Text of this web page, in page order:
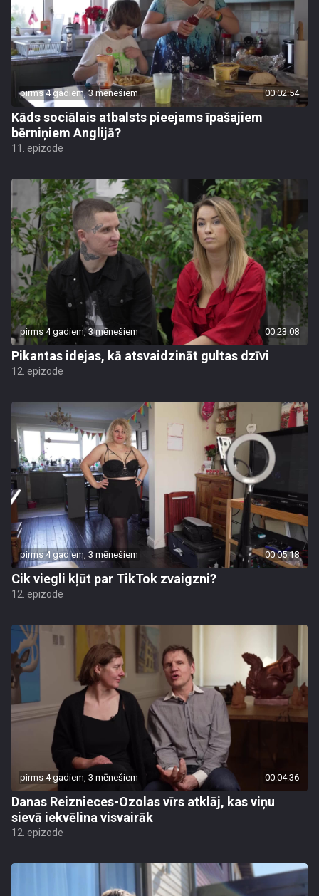
pirms 4 gadiem, 3 mēnešiem 00:02:54
Kāds sociālais atbalsts pieejams īpašajiem
bērniņiem Anglijā?
11. epizode
pirms 4 gadiem, 3 mēnešiem 00:23:08
Pikantas idejas, kā atsvaidzināt gultas dzīvi
12. epizode
pirms 4 gadiem, 3 mēnešiem 00:05:18
Cik viegli kļūt par TikTok zvaigzni?
12. epizode
pirms 4 gadiem, 3 mēnešiem 00:04:36
Danas Reiznieces-Ozolas vīrs atklāj, kas viņu
sievā iekvēlina visvairāk
12. epizode